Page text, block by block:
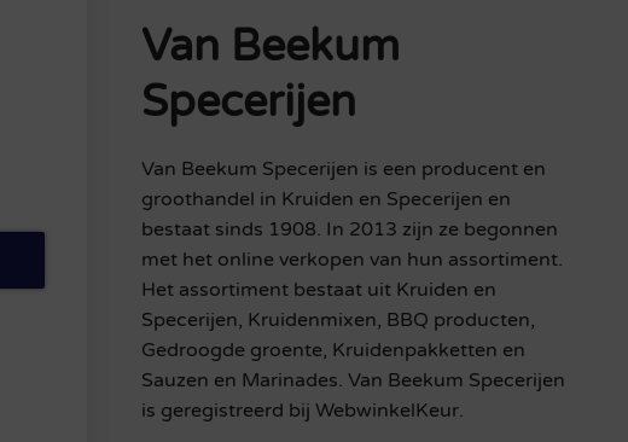
Van Beekum
Specerijen
Van Beekum Specerijen is een producent en
groothandel in Kruiden en Specerijen en
bestaat sinds 1908. In 2013 zijn ze begonnen
met het online verkopen van hun assortiment.
Het assortiment bestaat uit Kruiden en
Specerijen, Kruidenmixen, BBQ producten,
Gedroogde groente, Kruidenpakketten en
Sauzen en Marinades. Van Beekum Specerijen
is geregistreerd bij WebwinkelKeur.